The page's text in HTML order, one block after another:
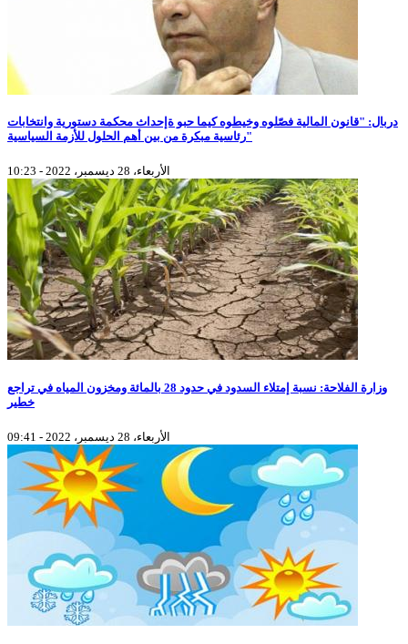
دربال: "قانون المالية فصّلوه وخيطوه كيما حبو ةإحداث محكمة دستورية وانتخابات
رئاسية مبكرة من بين أهم الحلول للأزمة السياسية"
الأربعاء، 28 ديسمبر، 2022 - 10:23
وزارة الفلاحة: نسبة إمتلاء السدود في حدود 28 بالمائة ومخزون المياه في تراجع
خطير
الأربعاء، 28 ديسمبر، 2022 - 09:41